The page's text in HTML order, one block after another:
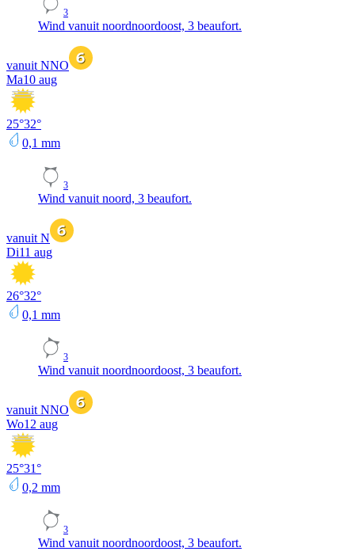
3
Wind vanuit noordnoordoost, 3 beaufort.
vanuit NNO
Ma10 aug
25°32°
0,1 mm
3
Wind vanuit noord, 3 beaufort.
vanuit N
Di11 aug
26°32°
0,1 mm
3
Wind vanuit noordnoordoost, 3 beaufort.
vanuit NNO
Wo12 aug
25°31°
0,2 mm
3
Wind vanuit noordnoordoost, 3 beaufort.